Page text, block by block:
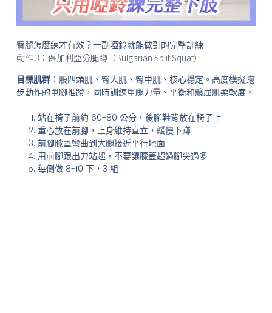
臀腿怎麼練才有效？一副啞鈴就能做到的完整訓練
動作 3：保加利亞分腿蹲（Bulgarian Split Squat）
目標肌群：股四頭肌、臀大肌、臀中肌、核心穩定。高度模擬跑
步動作的單腳推蹬，同時訓練單腿力量、平衡和髖屈肌柔軟度。
站在椅子前約 60-80 公分，後腳鞋背放在椅子上
重心放在前腳，上身維持直立，緩慢下蹲
前腳膝蓋彎曲到大腿接近平行地面
用前腳跟出力站起，不要讓膝蓋超過腳尖過多
每側做 8-10 下，3 組